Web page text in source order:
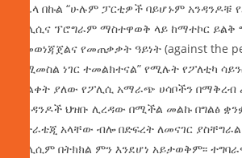
በሌላ በኩል “ሁሉም ፓርቲዎች ባይሆኑም አንዳንዶቹ
ፖሊሲና ፕሮግራም ማስተዋወቅ ላይ ከማተኮር ይልቅ
የመወነጃጀልና የመጠቃቃት ዓይነት (against the
የሚመስል ነገር ተመልክተናል” የሚሉት የፖለቲካ
ጥልቀት ያለው የፖሊሲ አማራጭ ሀሳቦችን በማቅረብ
አንዳንዶች ህዝቡ ሊረዳው በሚችል መልኩ በግልፅ
ስትራቴጂ አላቸው ብሎ በድፍረት ለመናገር
ፖሊሲም በትክክል ምን እንደሆነ አይታወቅም፡፡